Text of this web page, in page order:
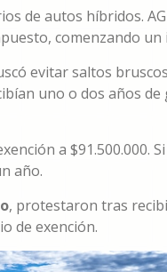
de autos híbridos.
comenzando
evitar saltos
uno o dos años de
a $91.500.000.
año.
, protestaron tras
de exención.